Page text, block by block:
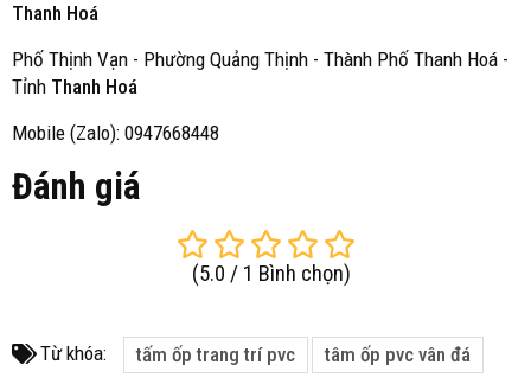
Thanh Hoá
Phố Thịnh Vạn - Phường Quảng Thịnh - Thành Phố Thanh Hoá -
Tỉnh Thanh Hoá
Mobile (Zalo): 0947668448
Đánh giá
(5.0 / 1 Bình chọn)
Từ khóa: tấm ốp trang trí pvc tâm ốp pvc vân đá